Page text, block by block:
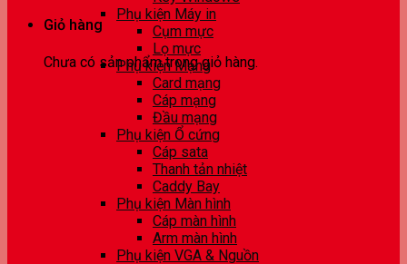
Giỏ hàng
Chưa có sản phẩm trong giỏ hàng.
Phụ kiện Máy in
Cụm mực
Lọ mực
Phụ kiện Mạng
Card mạng
Cáp mạng
Đầu mạng
Phụ kiện Ổ cứng
Cáp sata
Thanh tản nhiệt
Caddy Bay
Phụ kiện Màn hình
Cáp màn hình
Arm màn hình
Phụ kiện VGA & Nguồn